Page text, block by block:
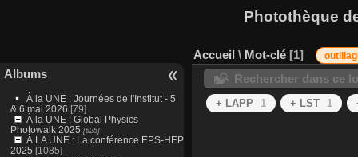
Photothèque
Albums
À la UNE : Journées de l'Institut - 5
& 6 mai 2026 [79]
À la UNE : Global Physics
Photowalk 2025 [625]
À LA UNE : La conférence EPS-HEP
2025 [1085]
Accueil \ Mot-clé 1
Rechercher dans ce
+ LAPP 1 + LST 1